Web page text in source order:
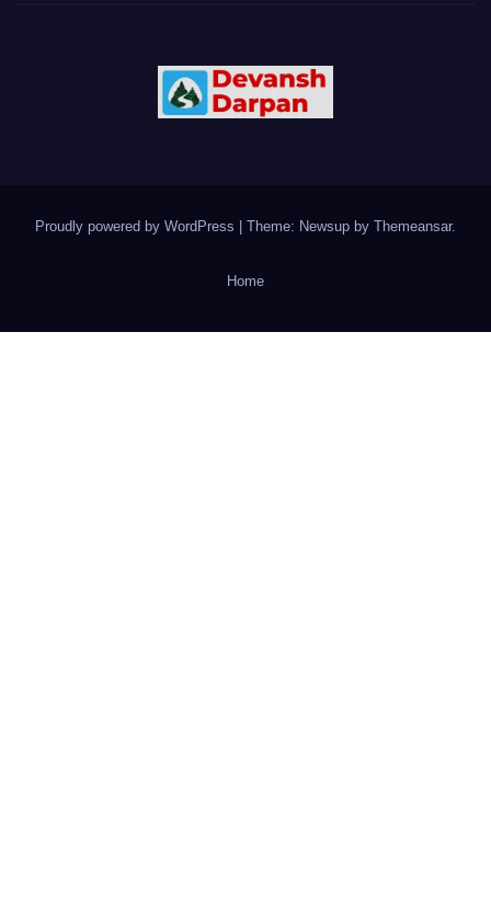
Proudly powered by WordPress Theme: Newsup by Themeansar.
Home